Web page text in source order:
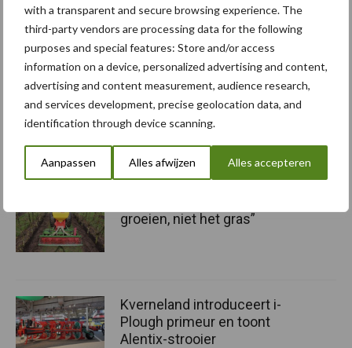
with a transparent and secure browsing experience. The
third-party vendors are processing data for the following
purposes and special features: Store and/or access
information on a device, personalized advertising and content,
advertising and content measurement, audience research,
and services development, precise geolocation data, and
identification through device scanning.
Aanpassen Alles afwijzen Alles accepteren
Speciaal voor jou! Nieuws over
kunstmeststrooier
Nulserie draait op eerste
percelen
groeien, niet het gras”
Kverneland introduceert i-
Plough primeur en toont
Alentix-strooier